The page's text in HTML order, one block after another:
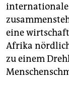
internationale
eine
Afrika
zu einem